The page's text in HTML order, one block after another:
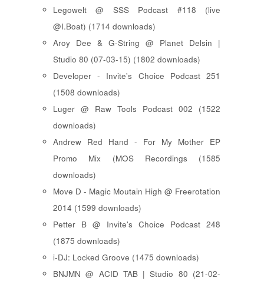
Legowelt @ SSS Podcast #118 (live
@I.Boat) (1714 downloads)
Aroy Dee & G-String @ Planet Delsin |
Studio 80 (07-03-15) (1802 downloads)
Developer - Invite's Choice Podcast 251
(1508 downloads)
Luger @ Raw Tools Podcast 002 (1522
downloads)
Andrew Red Hand - For My Mother EP
Promo Mix (MOS Recordings (1585
downloads)
Move D - Magic Moutain High @ Freerotation
2014 (1599 downloads)
Petter B @ Invite's Choice Podcast 248
(1875 downloads)
i-DJ: Locked Groove (1475 downloads)
BNJMN @ ACID TAB | Studio 80 (21-02-